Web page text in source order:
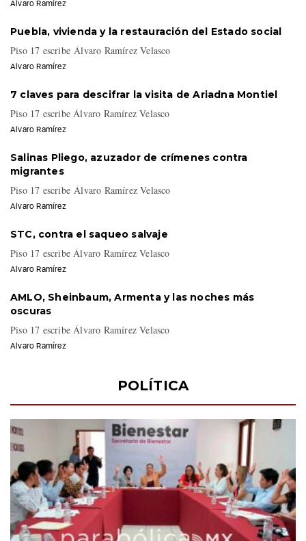
Alvaro Ramírez
Puebla, vivienda y la restauración del Estado social
Piso 17 escribe Álvaro Ramírez Velasco
Alvaro Ramírez
7 claves para descifrar la visita de Ariadna Montiel
Piso 17 escribe Álvaro Ramírez Velasco
Alvaro Ramírez
Salinas Pliego, azuzador de crímenes contra
migrantes
Piso 17 escribe Álvaro Ramírez Velasco
Alvaro Ramírez
STC, contra el saqueo salvaje
Piso 17 escribe Álvaro Ramírez Velasco
Alvaro Ramírez
AMLO, Sheinbaum, Armenta y las noches más
oscuras
Piso 17 escribe Álvaro Ramírez Velasco
Alvaro Ramírez
POLÍTICA